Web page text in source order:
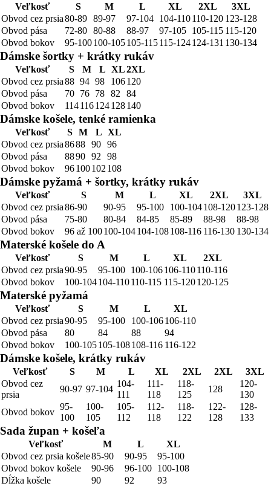
Veľkosť S M L XL 2XL
3XL
Obvod cez prsia80-89 89-97 97-104 104-110110-120 123-128
Obvod pása
72-80 80-88 88-97 97-105 105-115 115-120
Obvod bokov
95-100100-105105-115115-124124-131 130-134
Dámske šortky + krátky rukáv
Veľkosť S M L XL2XL
Obvod cez prsia88 94 98 106120
Obvod pása
70 76 78 82
84
Obvod bokov
114116124128140
Dámske košele, tenké ramienka
Veľkosť S M L XL
Obvod cez prsia8688 90 96
Obvod pása
8890 92
98
Obvod bokov
96100102 108
Dámske pyžamá + šortky, krátky rukáv
Veľkosť S M L XL 2XL
3XL
Obvod cez prsia86-90 90-95 95-100 100-104108-120123-128
Obvod pása
75-80 80-84 84-85 85-89 88-98
88-98
Obvod bokov
96 až 100100-104104-108108-116 116-130 130-134
Materské košele do A
Veľkosť S M L XL
2XL
Obvod cez prsia90-95 95-100 100-106106-110110-116
Obvod bokov
100-104104-110110-115 115-120120-125
Materské pyžamá
Veľkosť S M L
XL
Obvod cez prsia90-95 95-100 100-106106-110
Obvod pása
80 84 88
94
Obvod bokov
100-105105-108108-116 116-122
Dámske košele, krátky rukáv
Veľkosť S M L XL 2XL 2XL
3XL
Obvod cez
prsia
90-97 97-104
104-
111
111-
118
118-
125
128
120-
130
Obvod bokov
95-
100
100-
105
105-
112
112-
118
118-
122
122-
128
128-
133
Sada župan + košeľa
Veľkosť M L
XL
Obvod cez prsia košele85-90 90-95
95-100
Obvod bokov košele
90-96 96-100 100-108
Dĺžka košele
90 92 93